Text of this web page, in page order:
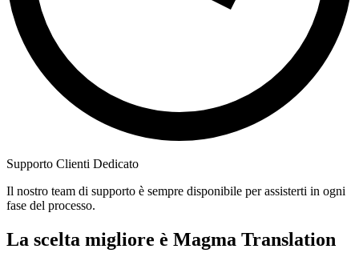
Supporto Clienti Dedicato
Il nostro team di supporto è sempre disponibile per assisterti in ogni
fase del processo.
La scelta migliore è Magma Translation